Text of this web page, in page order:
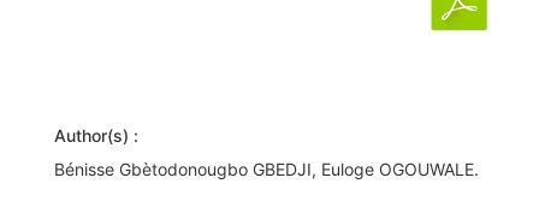
Author(s) :
Bénisse Gbètodonougbo GBEDJI, Euloge OGOUWALE.